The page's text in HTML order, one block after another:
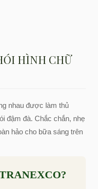
HÌNH CHỮ
nhau được làm thủ
đậm đà. Chắc chắn, nhẹ
hảo cho bữa sáng trên